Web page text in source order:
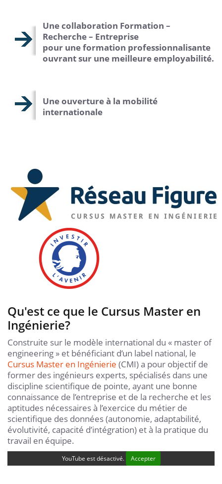
Une collaboration Formation –
Recherche – Entreprise
pour une formation professionnalisante
ouvrant sur une meilleure employabilité.
Une ouverture à la mobilité
internationale
Qu'est ce que le Cursus Master en
Ingénierie?
Construite sur le modèle international du « master of
engineering » et bénéficiant d’un label national, le
Cursus Master en Ingénierie (CMI) a pour objectif de
former des ingénieurs experts, spécialisés dans une
discipline scientifique de pointe, ayant une bonne
connaissance de l’entreprise et de la recherche et les
aptitudes nécessaires à l’exercice du métier de
scientifique des données (autonomie, adaptabilité,
évolutivité, capacité d’intégration) et à la pratique du
travail en équipe.
YouTube est désactivé. Accepter